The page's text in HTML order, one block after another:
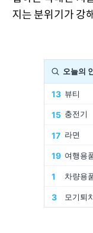
지는 분위기가 강